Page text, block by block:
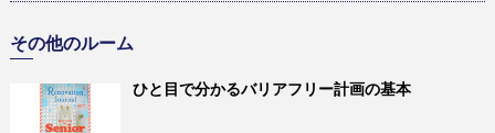
その他のルーム
ひと目で分かるバリアフリー計画の基本